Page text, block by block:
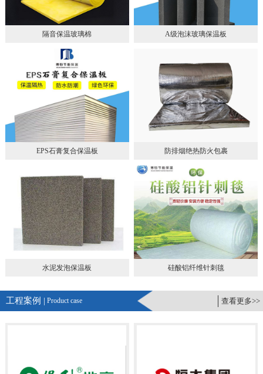
隔音保温玻璃棉 A级泡沫玻璃保温板
EPS石膏复合保温板 防排烟绝热防火包裹
水泥发泡保温板 硅酸铝纤维针刺毯
工程案例 | Product case 查看更多>>